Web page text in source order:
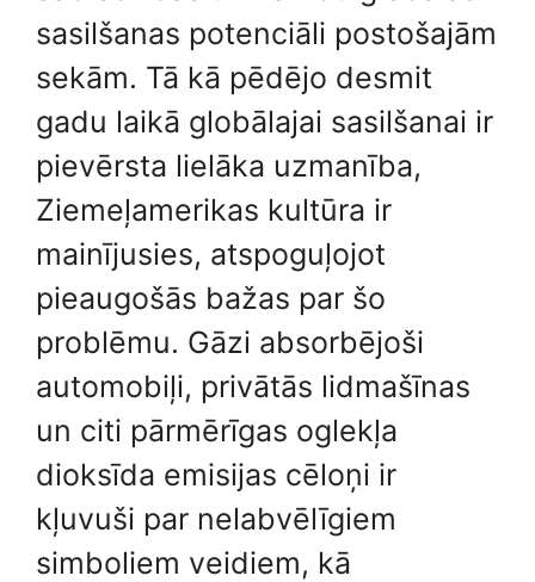
sasilšanas potenciāli postošajām
sekām. Tā kā pēdējo desmit
gadu laikā globālajai sasilšanai ir
pievērsta lielāka uzmanība,
Ziemeļamerikas kultūra ir
mainījusies, atspoguļojot
pieaugošās bažas par šo
problēmu. Gāzi absorbējoši
automobiļi, privātās lidmašīnas
un citi pārmērīgas oglekļa
dioksīda emisijas cēloņi ir
kļuvuši par nelabvēlīgiem
simboliem veidiem, kā